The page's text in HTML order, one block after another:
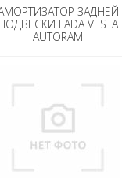
ЗАДНЕЙ
ПОДВЕСКИ LADA VESTA
AUTORAM